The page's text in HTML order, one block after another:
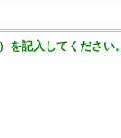
を記入してください。